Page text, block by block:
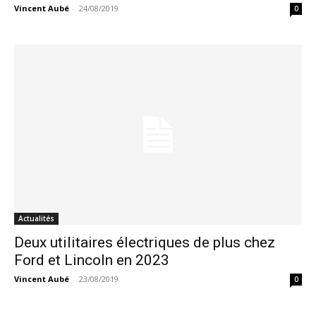
Vincent Aubé - 24/08/2019 0
Actualités
Deux utilitaires électriques de plus chez
Ford et Lincoln en 2023
Vincent Aubé - 23/08/2019 0